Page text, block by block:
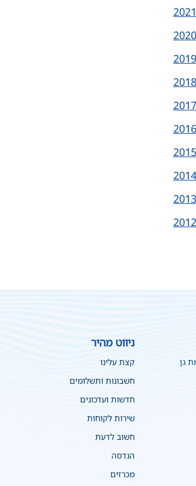
ניווט מהיר
קצת עלינו
חשבונות ותשלומים
חדשות ועדכונים
שירות לקוחות
חשוב לדעת
הנדסה
מכרזים